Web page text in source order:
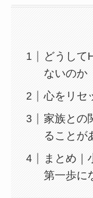
どうして
ないのか
心をリセ
家族との
ることが
まとめ｜
第一歩に